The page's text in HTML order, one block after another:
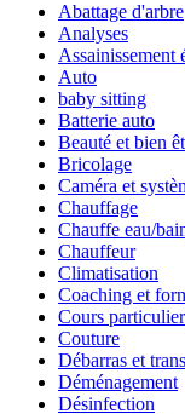
Abattage d'arbre
Analyses
Assainissement
Auto
baby sitting
Batterie auto
Beauté et bien
Bricolage
Caméra et
Chauffage
Chauffe eau/
Chauffeur
Climatisation
Coaching et
Cours
Couture
Débarras et
Déménagement
Désinfection